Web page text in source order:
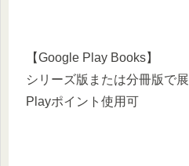
【Google Play Books】
シリーズ版または分冊版で
Playポイント使用可